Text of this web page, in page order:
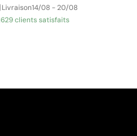
Livraison14/08 - 20/08
629 clients satisfaits